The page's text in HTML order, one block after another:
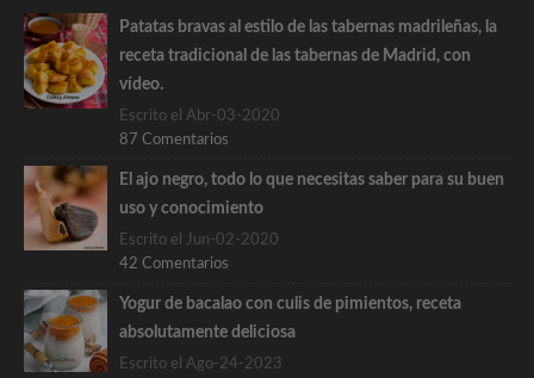
Patatas bravas al estilo de las tabernas madrileñas, la
receta tradicional de las tabernas de Madrid, con
vídeo.
Escrito el Abr-03-2020
87 Comentarios
El ajo negro, todo lo que necesitas saber para su buen
uso y conocimiento
Escrito el Jun-02-2020
42 Comentarios
Yogur de bacalao con culis de pimientos, receta
absolutamente deliciosa
Escrito el Ago-24-2023